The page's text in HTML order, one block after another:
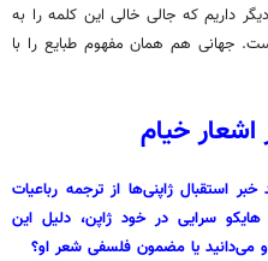
داریم که جالی خالی این کلمه را به
جهانی هم همان مفهوم طبایع را با
اشعار خیام
استقبال ژاپنی‌ها از ترجمه رباعیات
سرایی در خود ژاپن، دلیل این
می‌دانید یا مضمون فلسفی شعر او؟